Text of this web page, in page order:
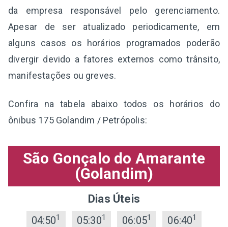
da empresa responsável pelo gerenciamento.
Apesar de ser atualizado periodicamente, em
alguns casos os horários programados poderão
divergir devido a fatores externos como trânsito,
manifestações ou greves.
Confira na tabela abaixo todos os horários do
ônibus 175 Golandim / Petrópolis:
São Gonçalo do Amarante
(Golandim)
Dias Úteis
04:501 05:301 06:051 06:401